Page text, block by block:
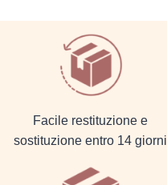
Facile restituzione e
sostituzione entro 14 giorni